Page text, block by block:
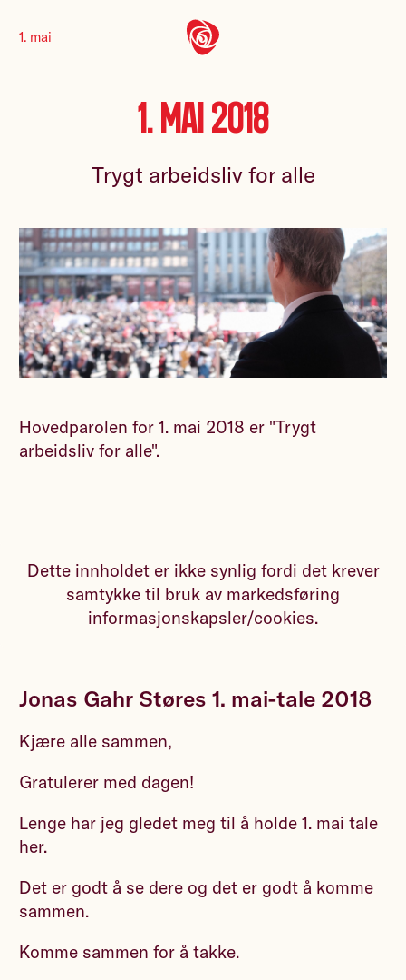
1. mai
1. mai 2018
Trygt arbeidsliv for alle
Hovedparolen for 1. mai 2018 er "Trygt
arbeidsliv for alle".
Dette innholdet er ikke synlig fordi det krever
samtykke til bruk av markedsføring
informasjonskapsler/cookies.
Jonas Gahr Støres 1. mai-tale 2018
Kjære alle sammen,
Gratulerer med dagen!
Lenge har jeg gledet meg til å holde 1. mai tale
her.
Det er godt å se dere og det er godt å komme
sammen.
Komme sammen for å takke.